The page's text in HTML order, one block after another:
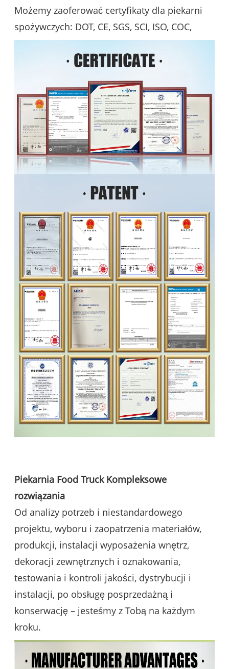
Możemy zaoferować certyfikaty dla piekarni
spożywczych: DOT, CE, SGS, SCI, ISO, COC,
Piekarnia Food Truck Kompleksowe
rozwiązania
Od analizy potrzeb i niestandardowego
projektu, wyboru i zaopatrzenia materiałów,
produkcji, instalacji wyposażenia wnętrz,
dekoracji zewnętrznych i oznakowania,
testowania i kontroli jakości, dystrybucji i
instalacji, po obsługę posprzedażną i
konserwację – jesteśmy z Tobą na każdym
kroku.